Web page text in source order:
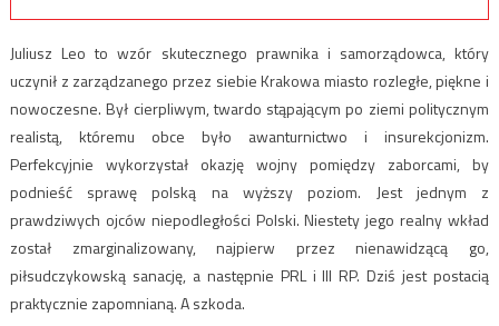
Juliusz Leo to wzór skutecznego prawnika i samorządowca, który
uczynił z zarządzanego przez siebie Krakowa miasto rozległe, piękne i
nowoczesne. Był cierpliwym, twardo stąpającym po ziemi politycznym
realistą, któremu obce było awanturnictwo i insurekcjonizm.
Perfekcyjnie wykorzystał okazję wojny pomiędzy zaborcami, by
podnieść sprawę polską na wyższy poziom. Jest jednym z
prawdziwych ojców niepodległości Polski. Niestety jego realny wkład
został zmarginalizowany, najpierw przez nienawidzącą go,
piłsudczykowską sanację, a następnie PRL i III RP. Dziś jest postacią
praktycznie zapomnianą. A szkoda.